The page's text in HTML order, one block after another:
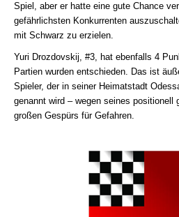
Spiel, aber er hatte eine gute Chance
gefährlichsten Konkurrenten
mit Schwarz zu erzielen.
Yuri Drozdovskij, #3, hat ebenfalls 4
Partien wurden entschieden. Das ist
Spieler, der in seiner Heimatstadt
genannt wird – wegen seines positionell
großen Gespürs für Gefahren.